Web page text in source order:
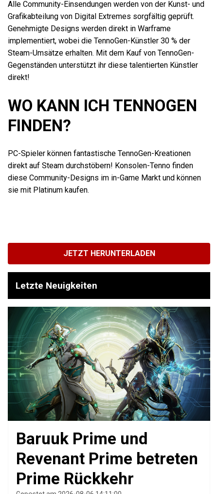
Alle Community-Einsendungen werden von der Kunst- und
Grafikabteilung von Digital Extremes sorgfältig geprüft.
Genehmigte Designs werden direkt in Warframe
implementiert, wobei die TennoGen-Künstler 30 % der
Steam-Umsätze erhalten. Mit dem Kauf von TennoGen-
Gegenständen unterstützt ihr diese talentierten Künstler
direkt!
WO KANN ICH TENNOGEN
FINDEN?
PC-Spieler können fantastische TennoGen-Kreationen
direkt auf Steam durchstöbern! Konsolen-Tenno finden
diese Community-Designs im in-Game Markt und können
sie mit Platinum kaufen.
JETZT HERUNTERLADEN
Letzte Neuigkeiten
Baruuk Prime und
Revenant Prime betreten
Prime Rückkehr